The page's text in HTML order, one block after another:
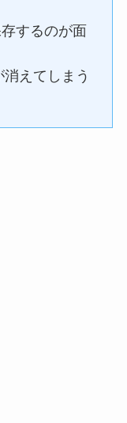
するのが面
えてしまう